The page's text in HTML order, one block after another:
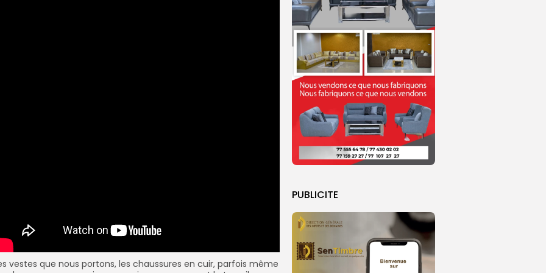
PUBLICITE
vestes que nous portons, les chaussures en cuir, parfois même